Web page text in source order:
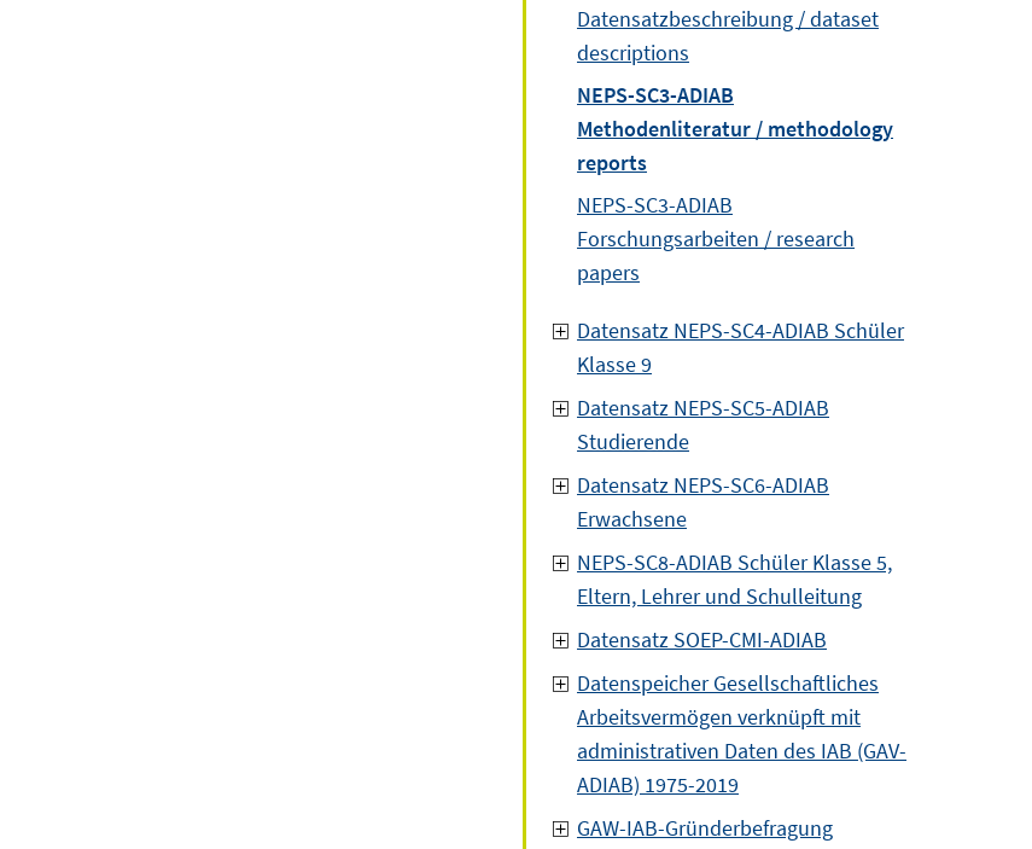
Datensatzbeschreibung / dataset
descriptions
NEPS-SC3-ADIAB
Methodenliteratur / methodology
reports
NEPS-SC3-ADIAB
Forschungsarbeiten / research
papers
Datensatz NEPS-SC4-ADIAB Schüler
Klasse 9
Datensatz NEPS-SC5-ADIAB
Studierende
Datensatz NEPS-SC6-ADIAB
Erwachsene
NEPS-SC8-ADIAB Schüler Klasse 5,
Eltern, Lehrer und Schulleitung
Datensatz SOEP-CMI-ADIAB
Datenspeicher Gesellschaftliches
Arbeitsvermögen verknüpft mit
administrativen Daten des IAB (GAV-
ADIAB) 1975-2019
GAW-IAB-Gründerbefragung